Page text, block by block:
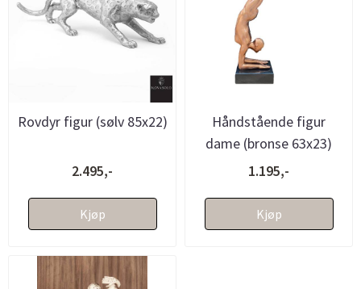
Rovdyr figur (sølv 85x22)
2.495,-
Kjøp
Håndstående figur
dame (bronse 63x23)
1.195,-
Kjøp